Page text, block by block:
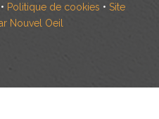
• Politique de cookies • Site
Nouvel Oeil